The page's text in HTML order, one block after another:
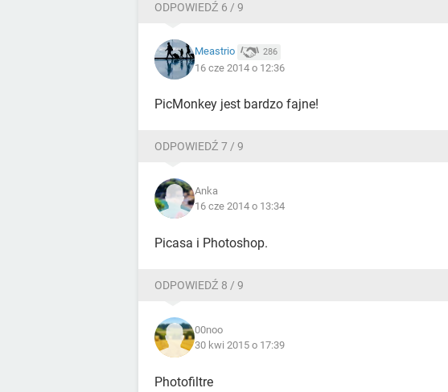
ODPOWIEDŹ 6 / 9
Meastrio 286
16 cze 2014 o 12:36
PicMonkey jest bardzo fajne!
ODPOWIEDŹ 7 / 9
Anka
16 cze 2014 o 13:34
Picasa i Photoshop.
ODPOWIEDŹ 8 / 9
00noo
30 kwi 2015 o 17:39
Photofiltre